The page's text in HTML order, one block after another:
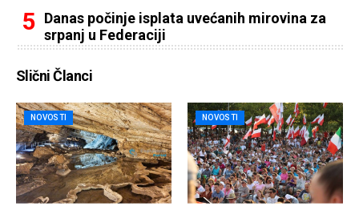
Danas počinje isplata uvećanih mirovina za
srpanj u Federaciji
Slični Članci
NOVOSTI NOVOSTI